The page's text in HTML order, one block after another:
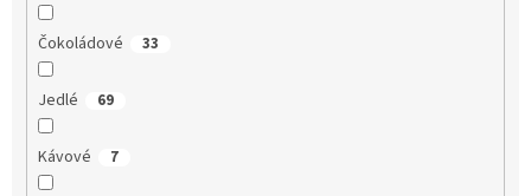
Čokoládové 33
Jedlé 69
Kávové 7